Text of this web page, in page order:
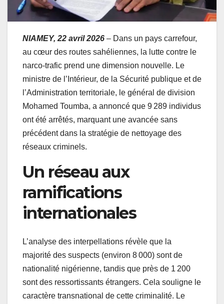
NIAMEY, 22 avril 2026 – Dans un pays carrefour,
au cœur des routes sahéliennes, la lutte contre le
narco‑trafic prend une dimension nouvelle. Le
ministre de l’Intérieur, de la Sécurité publique et de
l’Administration territoriale, le général de division
Mohamed Toumba, a annoncé que 9 289 individus
ont été arrêtés, marquant une avancée sans
précédent dans la stratégie de nettoyage des
réseaux criminels.
Un réseau aux
ramifications
internationales
L’analyse des interpellations révèle que la
majorité des suspects (environ 8 000) sont de
nationalité nigérienne, tandis que près de 1 200
sont des ressortissants étrangers. Cela souligne le
caractère transnational de cette criminalité. Le